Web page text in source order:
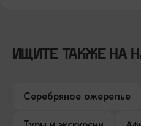
ИЩИТЕ ТАКЖЕ НА
Серебряное ожерелье